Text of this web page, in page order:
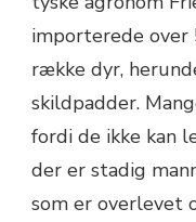
importerede
række dyr,
skildpadder.
fordi de ikke kan
der er stadig
som er overlevet